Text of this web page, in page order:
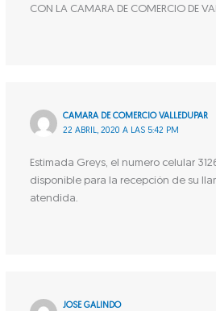
CON LA CAMARA DE COMERCIO DE
CAMARA DE COMERCIO VALLEDUPAR
22 ABRIL, 2020 A LAS 5:42 PM
Estimada Greys, el numero celular
disponible para la recepción de su
atendida.
JOSE GALINDO